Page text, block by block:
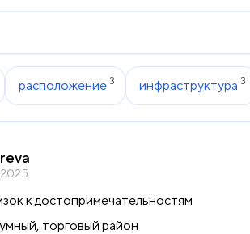
расположение 3 инфраструктура 3
2025
к достопримечательностям
торговый район